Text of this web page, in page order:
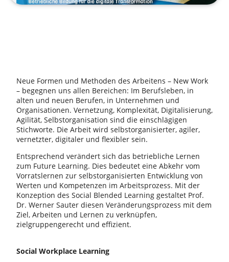
Neue Formen und Methoden des Arbeitens – New Work
– begegnen uns allen Bereichen: Im Berufsleben, in
alten und neuen Berufen, in Unternehmen und
Organisationen. Vernetzung, Komplexität, Digitalisierung,
Agilität, Selbstorganisation sind die einschlägigen
Stichworte. Die Arbeit wird selbstorganisierter, agiler,
vernetzter, digitaler und flexibler sein.
Entsprechend verändert sich das betriebliche Lernen
zum Future Learning. Dies bedeutet eine Abkehr vom
Vorratslernen zur selbstorganisierten Entwicklung von
Werten und Kompetenzen im Arbeitsprozess. Mit der
Konzeption des Social Blended Learning gestaltet Prof.
Dr. Werner Sauter diesen Veränderungsprozess mit dem
Ziel, Arbeiten und Lernen zu verknüpfen,
zielgruppengerecht und effizient.
Social Workplace Learning